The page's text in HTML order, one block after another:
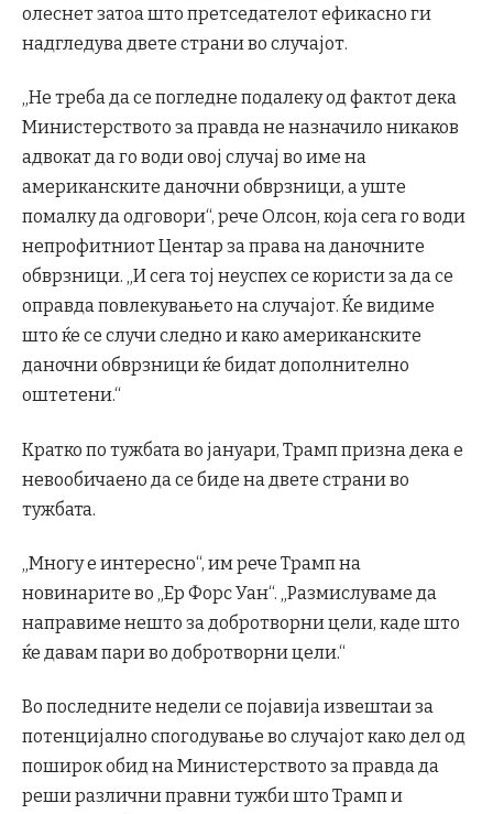
олеснет затоа што претседателот ефикасно ги
надгледува двете страни во случајот.
„Не треба да се погледне подалеку од фактот дека
Министерството за правда не назначило никаков
адвокат да го води овој случај во име на
американските даночни обврзници, а уште
помалку да одговори“, рече Олсон, која сега го води
непрофитниот Центар за права на даночните
обврзници. „И сега тој неуспех се користи за да се
оправда повлекувањето на случајот. Ќе видиме
што ќе се случи следно и како американските
даночни обврзници ќе бидат дополнително
оштетени.“
Кратко по тужбата во јануари, Трамп призна дека е
невообичаено да се биде на двете страни во
тужбата.
„Многу е интересно“, им рече Трамп на
новинарите во „Ер Форс Уан“. „Размислуваме да
направиме нешто за добротворни цели, каде што
ќе давам пари во добротворни цели.“
Во последните недели се појавија извештаи за
потенцијално спогодување во случајот како дел од
поширок обид на Министерството за правда да
реши различни правни тужби што Трамп и